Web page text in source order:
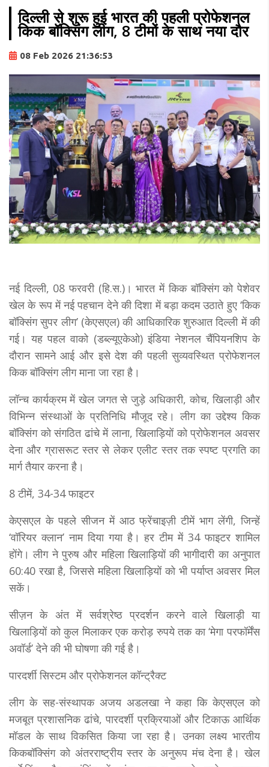
दिल्ली से शुरू हुई भारत की पहली प्रोफेशनल
किक बॉक्सिंग लीग, 8 टीमों के साथ नया दौर
08 Feb 2026 21:36:53
नई दिल्ली, 08 फरवरी (हि.स.)। भारत में किक बॉक्सिंग को पेशेवर
खेल के रूप में नई पहचान देने की दिशा में बड़ा कदम उठाते हुए ‘किक
बॉक्सिंग सुपर लीग’ (केएसएल) की आधिकारिक शुरुआत दिल्ली में की
गई। यह पहल वाको (डब्ल्यूएकेओ) इंडिया नेशनल चैंपियनशिप के
दौरान सामने आई और इसे देश की पहली सुव्यवस्थित प्रोफेशनल
किक बॉक्सिंग लीग माना जा रहा है।
लॉन्च कार्यक्रम में खेल जगत से जुड़े अधिकारी, कोच, खिलाड़ी और
विभिन्न संस्थाओं के प्रतिनिधि मौजूद रहे। लीग का उद्देश्य किक
बॉक्सिंग को संगठित ढांचे में लाना, खिलाड़ियों को प्रोफेशनल अवसर
देना और ग्रासरूट स्तर से लेकर एलीट स्तर तक स्पष्ट प्रगति का
मार्ग तैयार करना है।
8 टीमें, 34-34 फाइटर
केएसएल के पहले सीजन में आठ फ्रेंचाइज़ी टीमें भाग लेंगी, जिन्हें
‘वॉरियर क्लान’ नाम दिया गया है। हर टीम में 34 फाइटर शामिल
होंगे। लीग ने पुरुष और महिला खिलाड़ियों की भागीदारी का अनुपात
60:40 रखा है, जिससे महिला खिलाड़ियों को भी पर्याप्त अवसर मिल
सकें।
सीज़न के अंत में सर्वश्रेष्ठ प्रदर्शन करने वाले खिलाड़ी या
खिलाड़ियों को कुल मिलाकर एक करोड़ रुपये तक का ‘मेगा परफॉर्मेंस
अवॉर्ड’ देने की भी घोषणा की गई है।
पारदर्शी सिस्टम और प्रोफेशनल कॉन्ट्रैक्ट
लीग के सह-संस्थापक अजय अडलखा ने कहा कि केएसएल को
मजबूत प्रशासनिक ढांचे, पारदर्शी प्रक्रियाओं और टिकाऊ आर्थिक
मॉडल के साथ विकसित किया जा रहा है। उनका लक्ष्य भारतीय
किकबॉक्सिंग को अंतरराष्ट्रीय स्तर के अनुरूप मंच देना है। खेल